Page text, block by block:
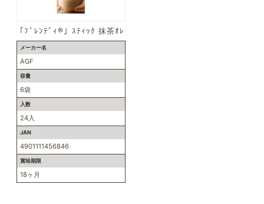
「ﾌﾞﾚﾝﾃﾞｨ®」ｽﾃｨｯｸ 抹茶ｵﾚ
メーカー名
AGF
容量
6袋
入数
24入
JAN
4901111456846
賞味期限
18ヶ月